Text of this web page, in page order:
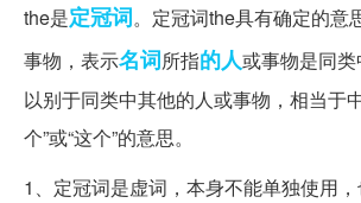
the是定冠词。定冠词the具有确定的意
事物，表示名词所指的人或事物是同类
以别于同类中其他的人或事物，相当于
个”或“这个”的意思。
1、定冠词是虚词，本身不能单独使用